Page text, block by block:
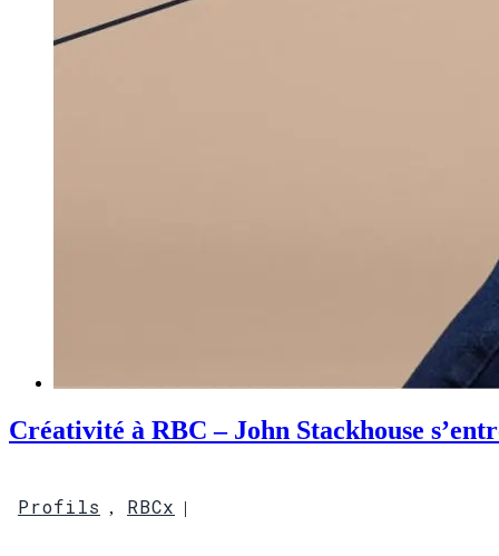
Créativité à RBC – John Stackhouse
Profils , RBCx |